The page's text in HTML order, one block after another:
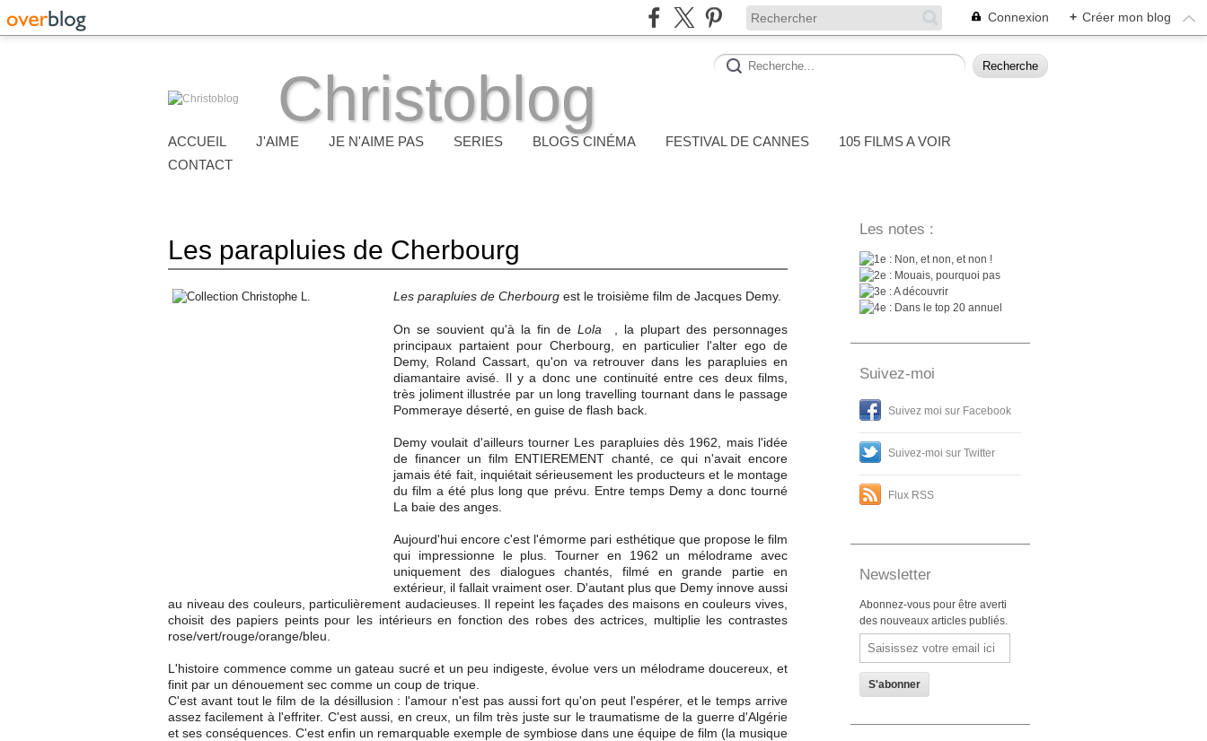
Connexion + Créer mon blog
Christoblog
ACCUEIL J'AIME JE N'AIME PAS SERIES BLOGS CINÉMA FESTIVAL DE CANNES
105 FILMS A VOIR
CONTACT
Les parapluies de Cherbourg
Les parapluies de Cherbourg est le troisième film de Jacques Demy.
On se souvient qu'à la fin de Lola
, la plupart des personnages
principaux partaient pour Cherbourg, en particulier l'alter ego de
Demy, Roland Cassart, qu'on va retrouver dans les parapluies en
diamantaire avisé. Il y a donc une continuité entre ces deux films,
très joliment illustrée par un long travelling tournant dans le passage
Pommeraye déserté, en guise de flash back.
Demy voulait d'ailleurs tourner Les parapluies dès 1962, mais l'idée
de financer un film ENTIEREMENT chanté, ce qui n'avait encore
jamais été fait, inquiétait sérieusement les producteurs et le montage
du film a été plus long que prévu. Entre temps Demy a donc tourné
La baie des anges.
Aujourd'hui encore c'est l'émorme pari esthétique que propose le film
qui impressionne le plus. Tourner en 1962 un mélodrame avec
uniquement des dialogues chantés, filmé en grande partie en
extérieur, il fallait vraiment oser. D'autant plus que Demy innove aussi
au niveau des couleurs, particulièrement audacieuses. Il repeint les façades des maisons en couleurs vives,
choisit des papiers peints pour les intérieurs en fonction des robes des actrices, multiplie les contrastes
rose/vert/rouge/orange/bleu.
L'histoire commence comme un gateau sucré et un peu indigeste, évolue vers un mélodrame doucereux, et
finit par un dénouement sec comme un coup de trique.
C'est avant tout le film de la désillusion : l'amour n'est pas aussi fort qu'on peut l'espérer, et le temps arrive
assez facilement à l'effriter. C'est aussi, en creux, un film très juste sur le traumatisme de la guerre d'Algérie
et ses conséquences. C'est enfin un remarquable exemple de symbiose dans une équipe de film (la musique
Les notes :
: Non, et non, et non !
: Mouais, pourquoi pas
: A découvrir
: Dans le top 20 annuel
Suivez-moi
Suivez moi sur Facebook
Suivez-moi sur Twitter
Flux RSS
Newsletter
Abonnez-vous pour être averti
des nouveaux articles publiés.
Email